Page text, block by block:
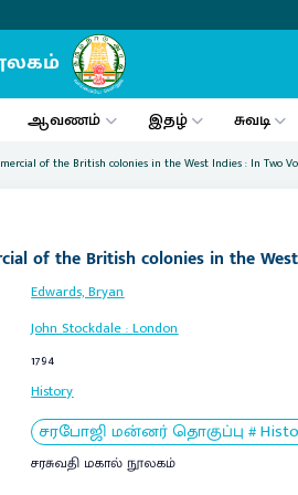
ஆவணம் இதழ் சுவடி
of the British colonies in the West Indies : In Two
of the British colonies in the
Edwards, Bryan
John Stockdale:London
1794
History
சரபோஜி மன்னர் தொகுப்பு #
சரசுவதி மகால் நூலகம்